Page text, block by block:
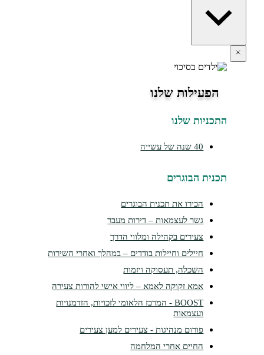
שלנו
שלנו
הבוגרים
הכירו את תכנית הבוגרים
גשר לעצמאות – דירות מעבר
צעירים בקהילה ומלווי הדרך
חיילים וחיילות בודדים – במהלך ואחרי השירות
השכלה, תעסוקה ויזמות
אמא זקוקה לאמא – ליווי אישי להורות צעירה
BOOST - המרכז הלאומי לזכויות, הזדמנויות
פורום מנהיגות - צעירים למען צעירים
החיים אחרי המלחמה